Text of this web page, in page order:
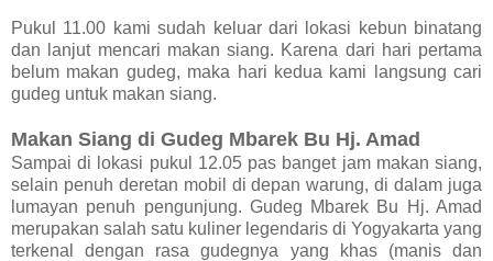
Pukul 11.00 kami sudah keluar dari lokasi kebun binatang
dan lanjut mencari makan siang. Karena dari hari pertama
belum makan gudeg, maka hari kedua kami langsung cari
gudeg untuk makan siang.
Makan Siang di Gudeg Mbarek Bu Hj. Amad
Sampai di lokasi pukul 12.05 pas banget jam makan siang,
selain penuh deretan mobil di depan warung, di dalam juga
lumayan penuh pengunjung. Gudeg Mbarek Bu Hj. Amad
merupakan salah satu kuliner legendaris di Yogyakarta yang
terkenal dengan rasa gudegnya yang khas (manis dan